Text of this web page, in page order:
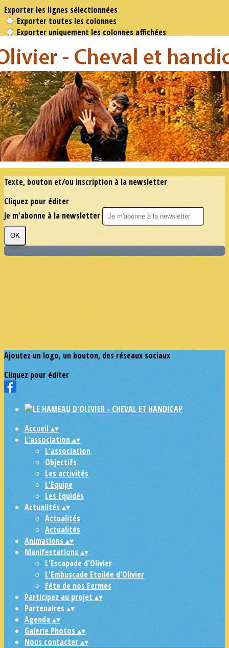
Exporter les lignes sélectionnées
Exporter toutes les colonnes
Exporter uniquement les colonnes affichées
Menu
<
>
Actualités
Actualités
?>
Images de la page d'accueil
Cliquez pour éditer
Texte, bouton et/ou inscription à la newsletter
Cliquez pour éditer
Je m'abonne à la newsletter
OK
Ajoutez un logo, un bouton, des réseaux sociaux
Cliquez pour éditer
Accueil▴▾
L'association▴▾
L'association
Objectifs
Les activités
L'Equipe
Les Equidés
Actualités▴▾
Actualités
Actualités
Animations▴▾
Manifestations▴▾
L'Escapade d'Olivier
L'Embuscade Etoilée d'Olivier
Fête de nos Fermes
Participez au projet▴▾
Partenaires▴▾
Agenda▴▾
Galerie Photos▴▾
Nous contacter▴▾